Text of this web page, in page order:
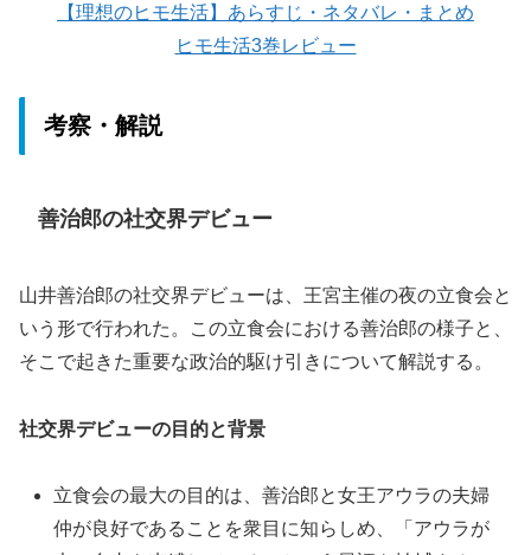
【理想のヒモ生活】あらすじ・ネタバレ・まとめ
ヒモ生活3巻レビュー
考察・解説
善治郎の社交界デビュー
山井善治郎の社交界デビューは、王宮主催の夜の立食会と
いう形で行われた。この立食会における善治郎の様子と、
そこで起きた重要な政治的駆け引きについて解説する。
社交界デビューの目的と背景
立食会の最大の目的は、善治郎と女王アウラの夫婦
仲が良好であることを衆目に知らしめ、「アウラが